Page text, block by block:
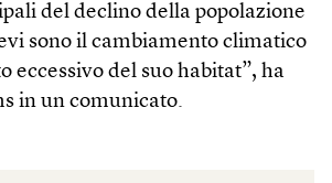
del declino della popolazione
sono il cambiamento climatico
eccessivo del suo habitat”, ha
in un comunicato.